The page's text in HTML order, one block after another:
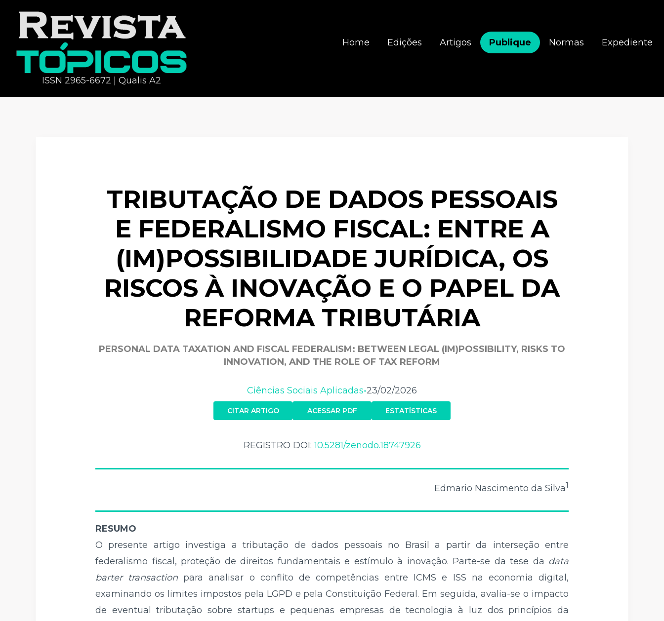
ISSN 2965-6672 | Qualis A2
Home Edições Artigos Publique Normas Expediente
TRIBUTAÇÃO DE DADOS PESSOAIS
E FEDERALISMO FISCAL: ENTRE A
(IM)POSSIBILIDADE JURÍDICA, OS
RISCOS À INOVAÇÃO E O PAPEL DA
REFORMA TRIBUTÁRIA
PERSONAL DATA TAXATION AND FISCAL FEDERALISM: BETWEEN LEGAL (IM)POSSIBILITY, RISKS TO
INNOVATION, AND THE ROLE OF TAX REFORM
Ciências Sociais Aplicadas•23/02/2026
CITAR ARTIGO ACESSAR PDF ESTATÍSTICAS
REGISTRO DOI:10.5281/zenodo.18747926
Edmario Nascimento da Silva1
RESUMO
O presente artigo investiga a tributação de dados pessoais no Brasil a partir da interseção entre
federalismo fiscal, proteção de direitos fundamentais e estímulo à inovação. Parte-se da tese da data
barter transaction para analisar o conflito de competências entre ICMS e ISS na economia digital,
examinando os limites impostos pela LGPD e pela Constituição Federal. Em seguida, avalia-se o impacto
de eventual tributação sobre startups e pequenas empresas de tecnologia à luz dos princípios da